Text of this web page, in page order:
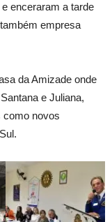
enceraram a tarde
empresa
da Amizade onde
e Juliana,
como novos